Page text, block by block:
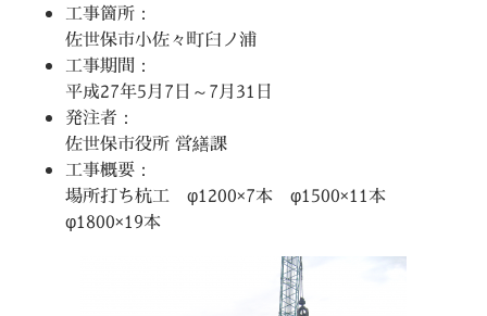
工事箇所：
佐世保市小佐々町臼ノ浦
工事期間：
平成27年5月7日～7月31日
発注者：
佐世保市役所 営繕課
工事概要：
場所打ち杭工 φ1200×7本 φ1500×11本
φ1800×19本